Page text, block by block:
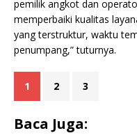
pemilik angkot dan
memperbaiki kualitas
yang terstruktur, waktu
penumpang,” tuturnya.
1 2 3
Baca Juga: